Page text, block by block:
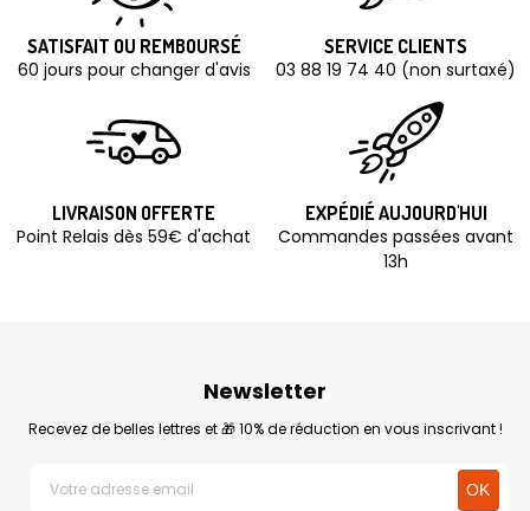
SATISFAIT OU REMBOURSÉ
60 jours pour changer d'avis
SERVICE CLIENTS
03 88 19 74 40 (non surtaxé)
LIVRAISON OFFERTE
Point Relais dès 59€ d'achat
EXPÉDIÉ AUJOURD'HUI
Commandes passées avant
13h
Newsletter
Recevez de belles lettres et 🎁 10% de réduction en vous inscrivant !